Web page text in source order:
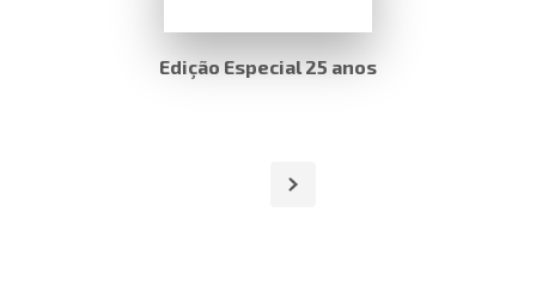
Edição Especial 25 anos